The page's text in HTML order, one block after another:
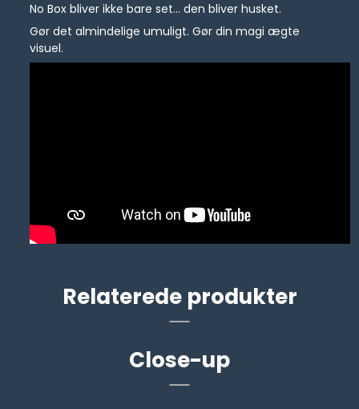
No Box bliver ikke bare set… den bliver husket.
Gør det almindelige umuligt. Gør din magi ægte
visuel.
Relaterede produkter
Close-up